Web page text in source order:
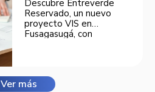
Descubre Entreverde
Reservado, un nuevo
proyecto VIS en
Fusagasugá, con
Ver más